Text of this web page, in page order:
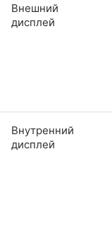
Внешний
дисплей
Внутренний
дисплей